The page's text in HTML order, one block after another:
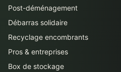
Post-déménagement
Débarras solidaire
Recyclage encombrants
Pros & entreprises
Box de stockage